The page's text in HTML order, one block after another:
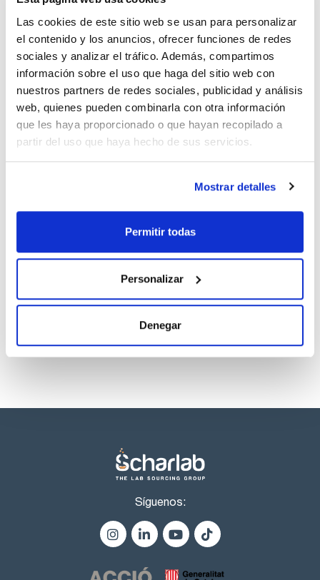
Las cookies de este sitio web se usan para personalizar
el contenido y los anuncios, ofrecer funciones de redes
sociales y analizar el tráfico. Además, compartimos
información sobre el uso que haga del sitio web con
nuestros partners de redes sociales, publicidad y análisis
web, quienes pueden combinarla con otra información
que les haya proporcionado o que hayan recopilado a
partir del uso que haya hecho de sus servicios.
Mostrar detalles
Permitir todas
Personalizar
Denegar
Disolvente
Methanol
Envase
Ampoule
Volumen
1 mL
Conc.
2000 ug/ml
CAS
[106-99-0]
Referencia
CPAP872240
Envase
x1ml
Precio
Comprar
Ver stock
Disolvente Envase
Ampoule
Volumen
Conc.
200 ug/ml
CAS
[106-99-0]
CPAP872230
x1ml
Comprar
Síguenos: